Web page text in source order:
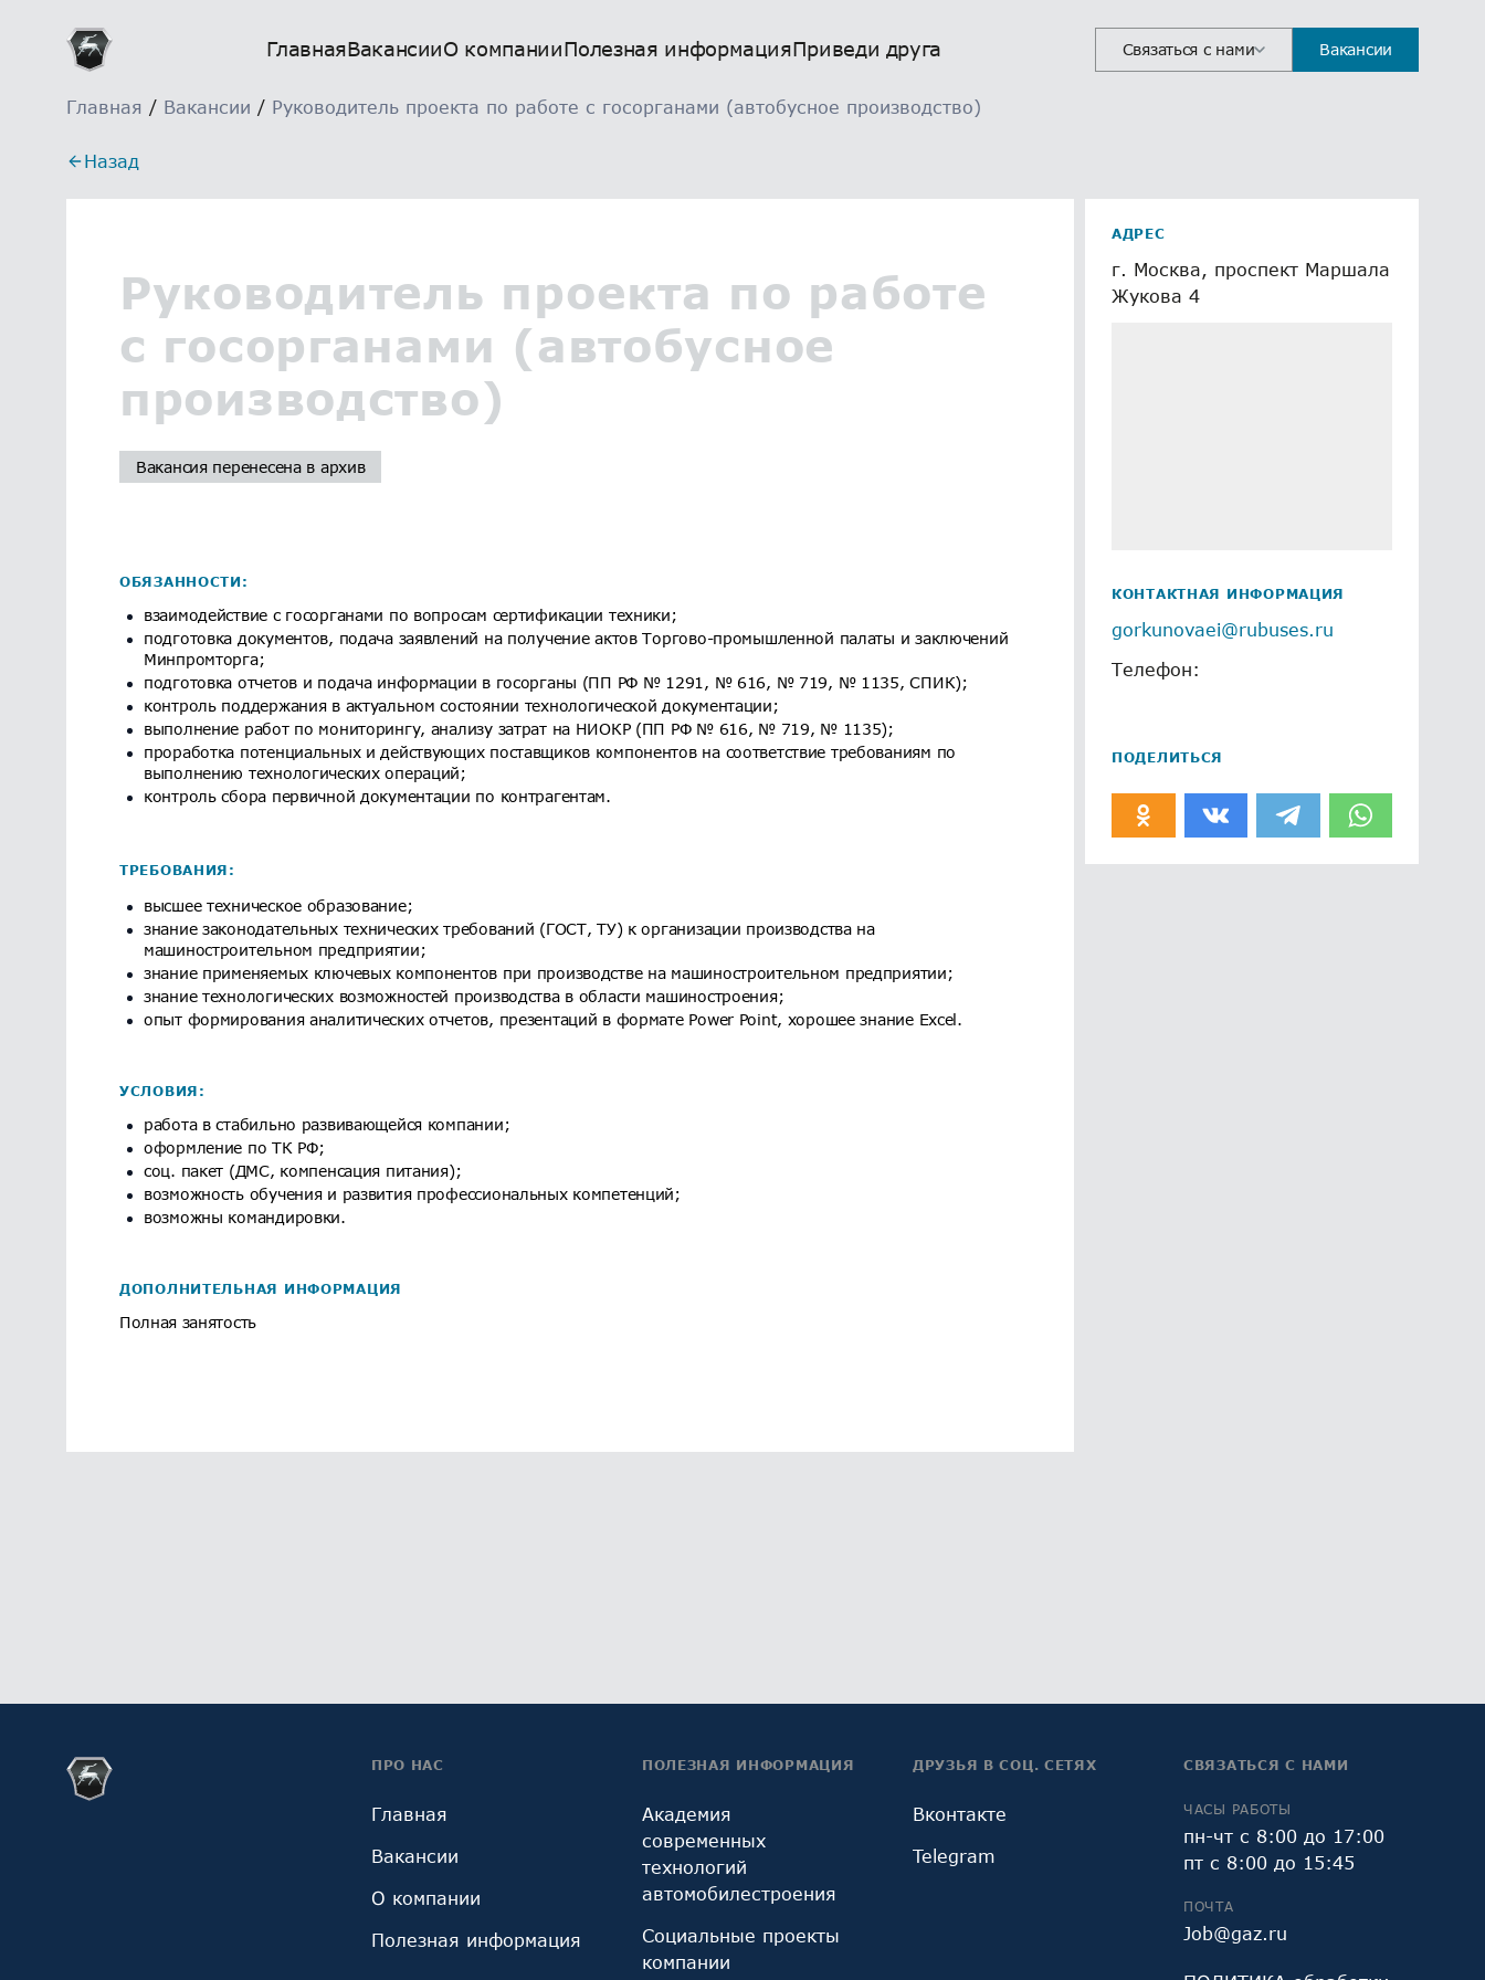
ГлавнаяВакансииО компанииПолезная информацияПриведи друга Связаться с нами Вакансии
Главная / Вакансии / Руководитель проекта по работе с госорганами (автобусное производство)
Назад
Руководитель проекта по работе
с госорганами (автобусное
производство)
Вакансия перенесена в архив
ОБЯЗАННОСТИ:
взаимодействие с госорганами по вопросам сертификации техники;
подготовка документов, подача заявлений на получение актов Торгово-промышленной палаты и заключений
Минпромторга;
подготовка отчетов и подача информации в госорганы (ПП РФ № 1291, № 616, № 719, № 1135, СПИК);
контроль поддержания в актуальном состоянии технологической документации;
выполнение работ по мониторингу, анализу затрат на НИОКР (ПП РФ № 616, № 719, № 1135);
проработка потенциальных и действующих поставщиков компонентов на соответствие требованиям по
выполнению технологических операций;
контроль сбора первичной документации по контрагентам.
ТРЕБОВАНИЯ:
высшее техническое образование;
знание законодательных технических требований (ГОСТ, ТУ) к организации производства на
машиностроительном предприятии;
знание применяемых ключевых компонентов при производстве на машиностроительном предприятии;
знание технологических возможностей производства в области машиностроения;
опыт формирования аналитических отчетов, презентаций в формате Power Point, хорошее знание Excel.
УСЛОВИЯ:
работа в стабильно развивающейся компании;
оформление по ТК РФ;
соц. пакет (ДМС, компенсация питания);
возможность обучения и развития профессиональных компетенций;
возможны командировки.
ДОПОЛНИТЕЛЬНАЯ ИНФОРМАЦИЯ
Полная занятость
АДРЕС
г. Москва, проспект Маршала
Жукова 4
КОНТАКТНАЯ ИНФОРМАЦИЯ
gorkunovaei@rubuses.ru
Телефон:
ПОДЕЛИТЬСЯ
ПРО НАС
Главная
Вакансии
О компании
Полезная информация
ПОЛЕЗНАЯ ИНФОРМАЦИЯ
Академия
современных
технологий
автомобилестроения
Социальные проекты
компании
ДРУЗЬЯ В СОЦ. СЕТЯХ
Вконтакте
Telegram
СВЯЗАТЬСЯ С НАМИ
ЧАСЫ РАБОТЫ
пн-чт с 8:00 до 17:00
пт с 8:00 до 15:45
ПОЧТА
Job@gaz.ru